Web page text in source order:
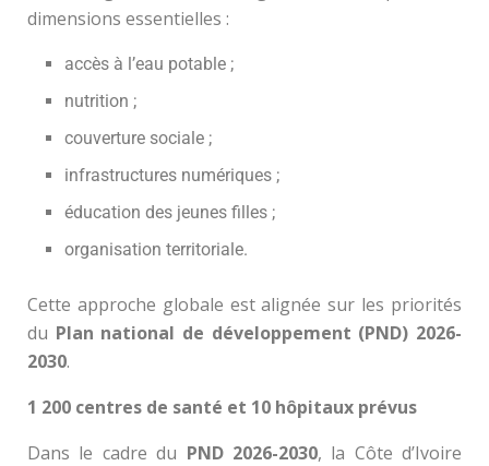
dimensions essentielles :
accès à l’eau potable ;
nutrition ;
couverture sociale ;
infrastructures numériques ;
éducation des jeunes filles ;
organisation territoriale.
Cette approche globale est alignée sur les priorités
du Plan national de développement (PND) 2026-
2030.
1 200 centres de santé et 10 hôpitaux prévus
Dans le cadre du PND 2026-2030, la Côte d’Ivoire